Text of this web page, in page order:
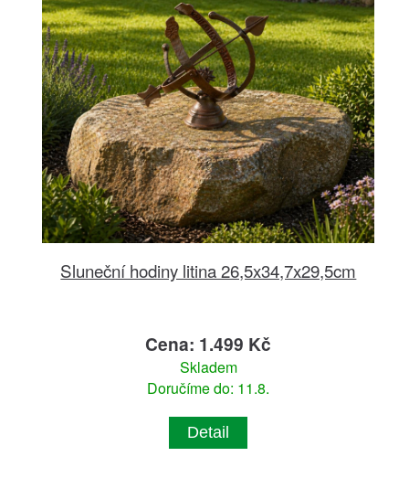
Sluneční hodiny litina 26,5x34,7x29,5cm
Cena: 1.499 Kč
Skladem
Doručíme do: 11.8.
Detail